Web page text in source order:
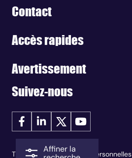
Affiner la
Contact
Accès rapides
Avertissement
Suivez-nous
Traitement des données personnelles